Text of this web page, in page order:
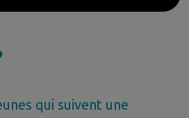
qui suivent une